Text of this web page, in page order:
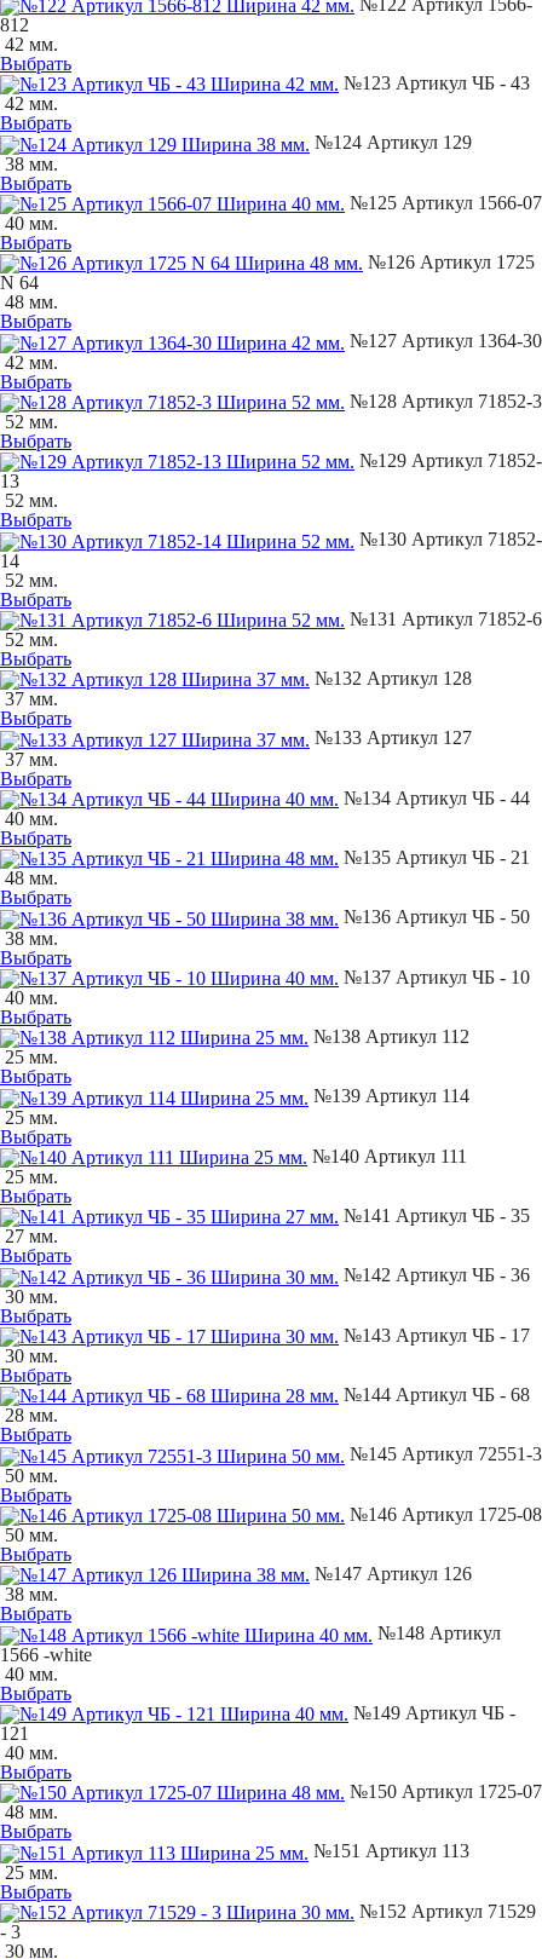
812
42 мм.
Выбрать
№123 Артикул ЧБ - 43
42 мм.
Выбрать
№124 Артикул 129
38 мм.
Выбрать
№125 Артикул 1566-07
40 мм.
Выбрать
№126 Артикул 1725
N 64
48 мм.
Выбрать
№127 Артикул 1364-30
42 мм.
Выбрать
№128 Артикул 71852-3
52 мм.
Выбрать
№129 Артикул 71852-
13
52 мм.
Выбрать
№130 Артикул 71852-
14
52 мм.
Выбрать
№131 Артикул 71852-6
52 мм.
Выбрать
№132 Артикул 128
37 мм.
Выбрать
№133 Артикул 127
37 мм.
Выбрать
№134 Артикул ЧБ - 44
40 мм.
Выбрать
№135 Артикул ЧБ - 21
48 мм.
Выбрать
№136 Артикул ЧБ - 50
38 мм.
Выбрать
№137 Артикул ЧБ - 10
40 мм.
Выбрать
№138 Артикул 112
25 мм.
Выбрать
№139 Артикул 114
25 мм.
Выбрать
№140 Артикул 111
25 мм.
Выбрать
№141 Артикул ЧБ - 35
27 мм.
Выбрать
№142 Артикул ЧБ - 36
30 мм.
Выбрать
№143 Артикул ЧБ - 17
30 мм.
Выбрать
№144 Артикул ЧБ - 68
28 мм.
Выбрать
№145 Артикул 72551-3
50 мм.
Выбрать
№146 Артикул 1725-08
50 мм.
Выбрать
№147 Артикул 126
38 мм.
Выбрать
№148 Артикул
1566 -white
40 мм.
Выбрать
№149 Артикул ЧБ -
121
40 мм.
Выбрать
№150 Артикул 1725-07
48 мм.
Выбрать
№151 Артикул 113
25 мм.
Выбрать
№152 Артикул 71529
- 3
30 мм.